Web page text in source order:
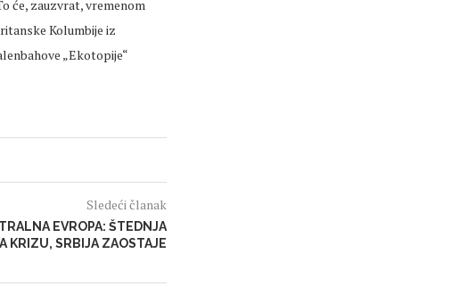
će, zauzvrat, vremenom
Kolumbije iz
„Ekotopije“
Sledeći članak
EVROPA: ŠTEDNJA
KRIZU, SRBIJA ZAOSTAJE